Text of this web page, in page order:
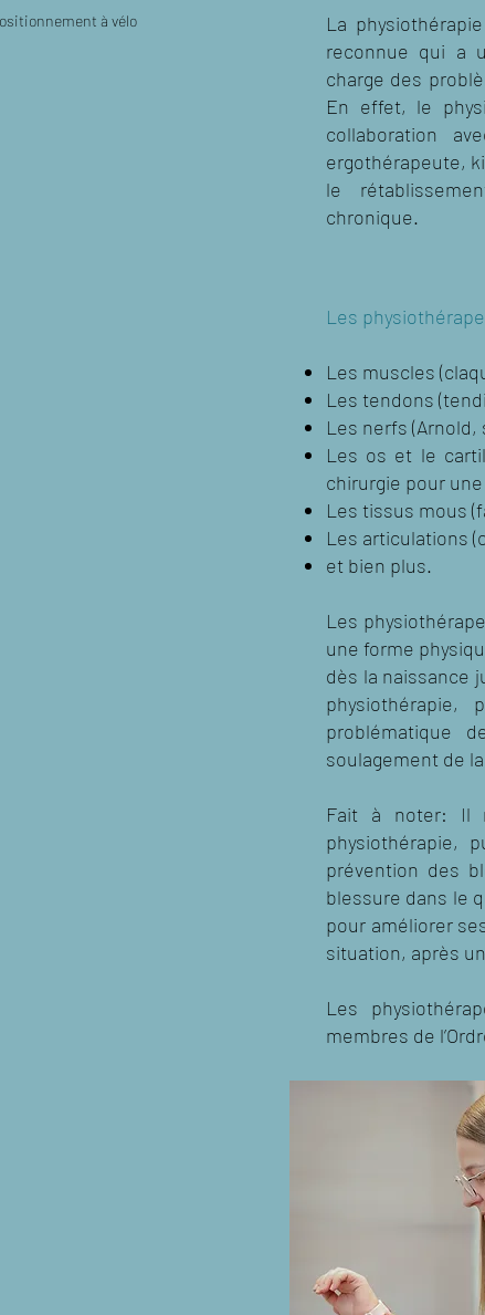
à vélo
La
reconnue qui a
charge des
En effet, le
collaboration
ergothérapeute,
le
chronique.
Les
Les muscles
Les tendons
Les nerfs
Les os et le
chirurgie pour
Les tissus mous
Les articulations
et bien plus.
Les
une forme
dès la naissance
problématique
soulagement de
Fait à noter: Il
physiothérapie,
prévention des
blessure dans le
pour améliorer
situation, après
Les
membres de